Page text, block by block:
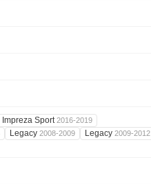
Impreza Sport2016-2019
Legacy 2008-2009 Legacy 2009-2012